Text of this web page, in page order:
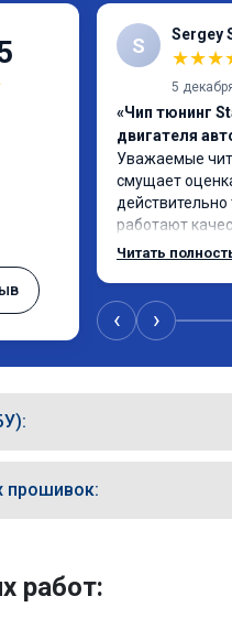
S Sergey
★★★
5
«Чип тюнинг
двигателя
Уважаемые
смущает
действительно
работают
какой либо
и "после"
спасибо!
Читать
‹ ›
прошивок:
работ: